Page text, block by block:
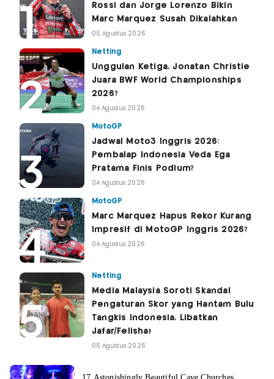
Rossi dan Jorge Lorenzo Bikin
Marc Marquez Susah Dikalahkan
05 Agustus 2026
Netting
Unggulan Ketiga, Jonatan Christie
Juara BWF World Championships
2026?
04 Agustus 2026
MotoGP
Jadwal Moto3 Inggris 2026:
Pembalap Indonesia Veda Ega
Pratama Finis Podium?
04 Agustus 2026
MotoGP
Marc Marquez Hapus Rekor Kurang
Impresif di MotoGP Inggris 2026?
04 Agustus 2026
Netting
Media Malaysia Soroti Skandal
Pengaturan Skor yang Hantam Bulu
Tangkis Indonesia, Libatkan
Jafar/Felisha!
05 Agustus 2026